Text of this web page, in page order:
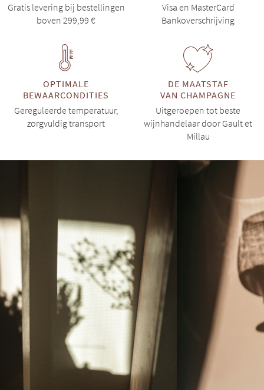
Gratis levering bij bestellingen
boven 299,99 €
Visa en MasterCard
Bankoverschrijving
OPTIMALE
BEWAARCONDITIES
Gereguleerde temperatuur,
zorgvuldig transport
DE MAATSTAF
VAN CHAMPAGNE
Uitgeroepen tot beste
wijnhandelaar door Gault et
Millau